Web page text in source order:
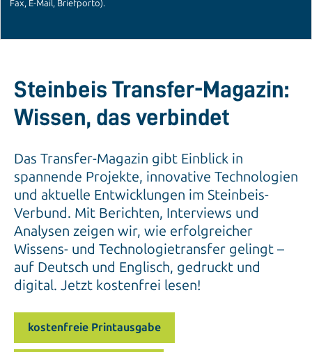
Steinbeis Transfer-Magazin:
Wissen, das verbindet
Das Transfer-Magazin gibt Einblick in
spannende Projekte, innovative Technologien
und aktuelle Entwicklungen im Steinbeis-
Verbund. Mit Berichten, Interviews und
Analysen zeigen wir, wie erfolgreicher
Wissens- und Technologietransfer gelingt –
auf Deutsch und Englisch, gedruckt und
digital. Jetzt kostenfrei lesen!
kostenfreie Printausgabe